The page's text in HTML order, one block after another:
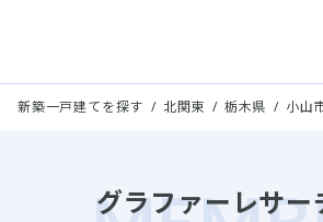
新築一戸建てを探す 北関東 栃木県 小山
グラファーレサー